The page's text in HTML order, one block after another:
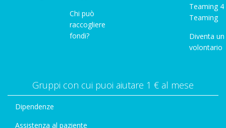
Chi può
raccogliere
fondi?
Teaming 4
Teaming
Diventa un
volontario
Gruppi con cui puoi aiutare 1 € al mese
Dipendenze
Assistenza al paziente